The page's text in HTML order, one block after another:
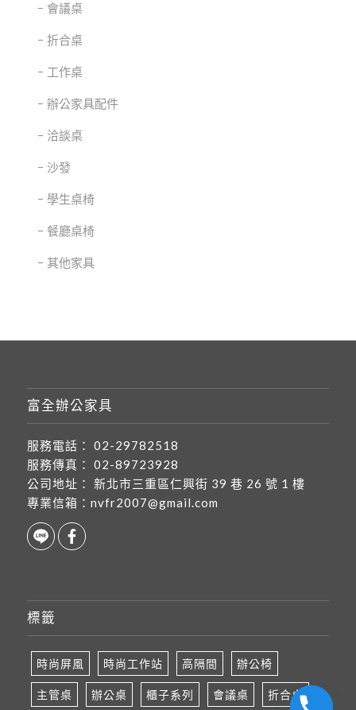
會議桌
折合桌
工作桌
辦公家具配件
洽談桌
沙發
學生桌椅
餐廳桌椅
其他家具
富全辦公家具
服務電話：
02-29782518
服務傳真：
02-89723928
公司地址：
新北市三重區仁興街 39 巷 26 號 1 樓
專業信箱： nvfr2007@gmail.com
標籤
時尚屏風 時尚工作站 高隔間 辦公椅
主管桌 辦公桌 櫃子系列 會議桌 折合桌